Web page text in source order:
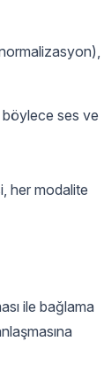
böylece ses ve
her modalite
ile bağlama